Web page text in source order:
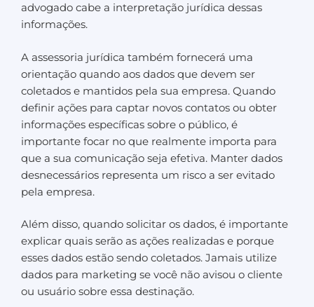
advogado cabe a interpretação jurídica dessas
informações.
A assessoria jurídica também fornecerá uma
orientação quando aos dados que devem ser
coletados e mantidos pela sua empresa. Quando
definir ações para captar novos contatos ou obter
informações específicas sobre o público, é
importante focar no que realmente importa para
que a sua comunicação seja efetiva. Manter dados
desnecessários representa um risco a ser evitado
pela empresa.
Além disso, quando solicitar os dados, é importante
explicar quais serão as ações realizadas e porque
esses dados estão sendo coletados. Jamais utilize
dados para marketing se você não avisou o cliente
ou usuário sobre essa destinação.